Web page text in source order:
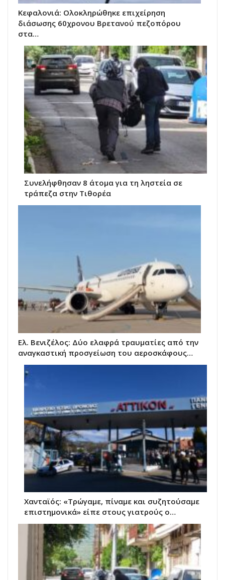
Κεφαλονιά: Ολοκληρώθηκε επιχείρηση
διάσωσης 60χρονου Βρετανού πεζοπόρου
στα…
Συνελήφθησαν 8 άτομα για τη ληστεία σε
τράπεζα στην Τιθορέα
Ελ. Βενιζέλος: Δύο ελαφρά τραυματίες από την
αναγκαστική προσγείωση του αεροσκάφους…
Χανταϊός: «Τρώγαμε, πίναμε και συζητούσαμε
επιστημονικά» είπε στους γιατρούς ο…